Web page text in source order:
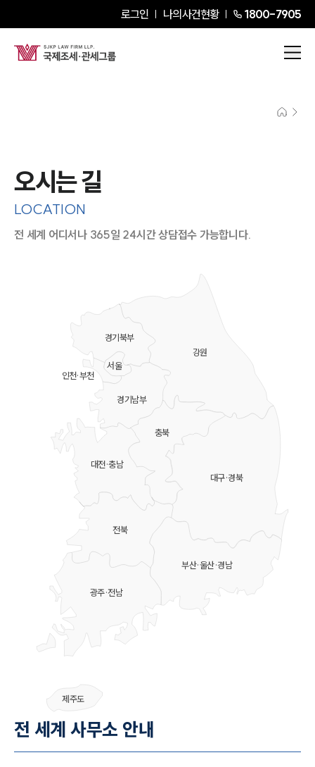
로그인 나의사건현황 1800-7905
그룹소개
대륜의 강점
오시는 길
오시는 길
LOCATION
전 세계 어디서나 365일 24시간 상담접수 가능합니다.
강원
충북
대전·충남
대구·경북
부산·울산·경남
전북
광주·전남
제주도
경기북부
경기남부
서울
인천·부천
전 세계 사무소 안내